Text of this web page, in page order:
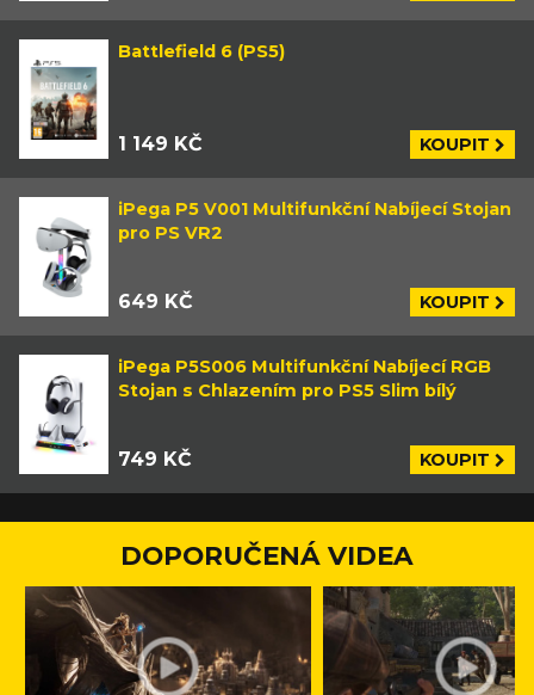
Battlefield 6 (PS5)
1 149 KČ KOUPIT
iPega P5 V001 Multifunkční Nabíjecí Stojan
pro PS VR2
649 KČ KOUPIT
iPega P5S006 Multifunkční Nabíjecí RGB
Stojan s Chlazením pro PS5 Slim bílý
749 KČ KOUPIT
DOPORUČENÁ VIDEA